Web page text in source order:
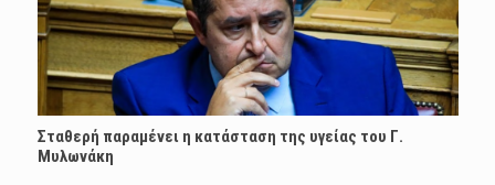
Σταθερή παραμένει η κατάσταση της υγείας του Γ.
Μυλωνάκη